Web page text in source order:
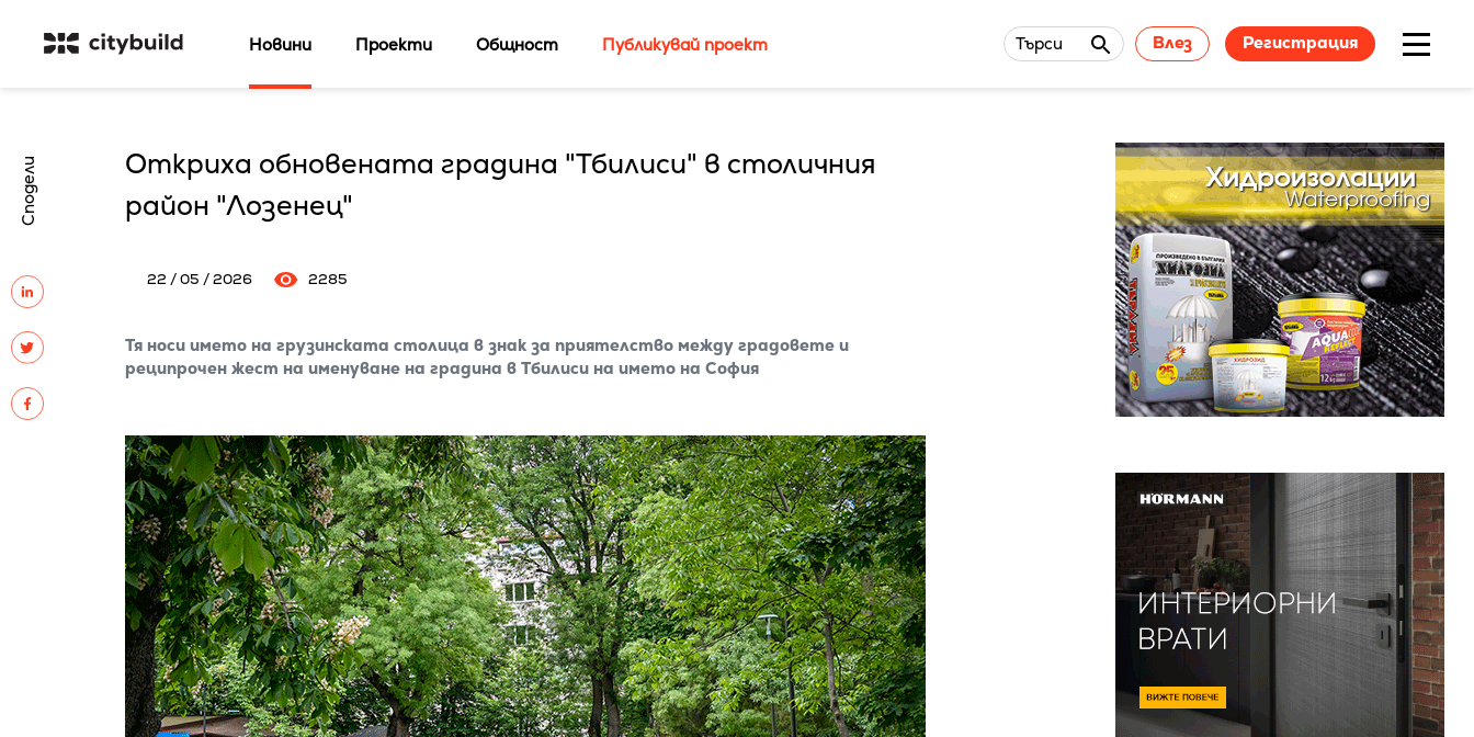
Новини Проекти Общност Публикувай проект Търси Влез Регистрация
Сподели
Откриха обновената градина "Тбилиси" в столичния
район "Лозенец"
22 / 05 / 2026 2285
Тя носи името на грузинската столица в знак за приятелство между градовете и
реципрочен жест на именуване на градина в Тбилиси на името на София